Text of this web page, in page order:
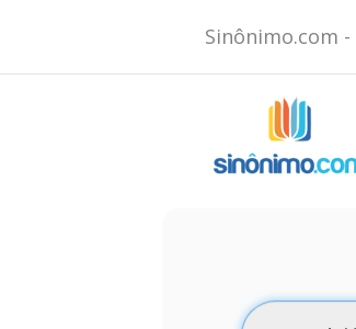
Sinônimo.com -